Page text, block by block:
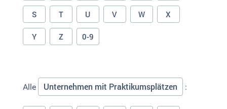
S T U V W X
Y Z 0-9
Alle Unternehmen mit Praktikumsplätzen :